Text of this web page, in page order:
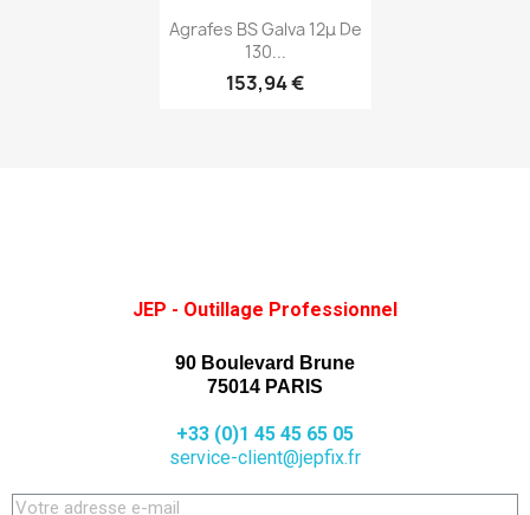
Aperçu rapide
Agrafes BS Galva 12μ De
130...
153,94 €
JEP - Outillage Professionnel
90 Boulevard Brune
75014 PARIS
+33 (0)1 45 45 65 05
service-client@jepfix.fr